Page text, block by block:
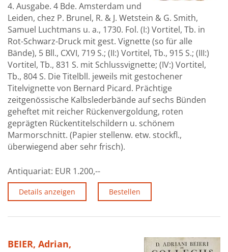
4. Ausgabe. 4 Bde. Amsterdam und
Leiden, chez P. Brunel, R. & J. Wetstein & G. Smith,
Samuel Luchtmans u. a., 1730. Fol. (I:) Vortitel, Tb. in
Rot-Schwarz-Druck mit gest. Vignette (so für alle
Bände), 5 Bll., CXVI, 719 S.; (II:) Vortitel, Tb., 915 S.; (III:)
Vortitel, Tb., 831 S. mit Schlussvignette; (IV:) Vortitel,
Tb., 804 S. Die Titelbll. jeweils mit gestochener
Titelvignette von Bernard Picard. Prächtige
zeitgenössische Kalbslederbände auf sechs Bünden
geheftet mit reicher Rückenvergoldung, roten
geprägten Rückentitelschildern u. schönem
Marmorschnitt. (Papier stellenw. etw. stockfl.,
überwiegend aber sehr frisch).
Antiquariat: EUR 1.200,--
Details anzeigen Bestellen
BEIER, Adrian,